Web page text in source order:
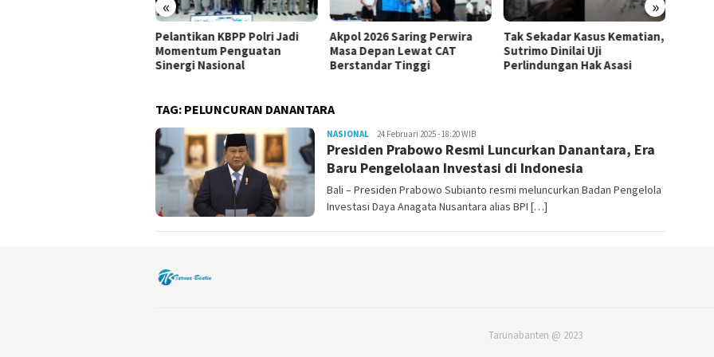
« »
Pelantikan KBPP Polri Jadi
Akpol 2026 Saring Perwira
Masa Depan Lewat CAT
Berstandar Tinggi
Tak Sekadar Kasus Kematian,
Sutrimo Dinilai Uji
Perlindungan Hak Asasi
SETARA Institute: Rutan KPK
Tak Mengubah Substansi
Penanganan Kasus Febrie
TAG: PELUNCURAN DANANTARA
NASIONAL Redaktur
Taruna
24 Februari 2025 - 18:20 WIB
Presiden Prabowo Resmi Luncurkan Danantara, Era
Baru Pengelolaan Investasi di Indonesia
Bali – Presiden Prabowo Subianto resmi meluncurkan Badan Pengelola
Investasi Daya Anagata Nusantara alias BPI […]
Tarunabanten @ 2023